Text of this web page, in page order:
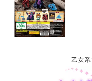
乙女系